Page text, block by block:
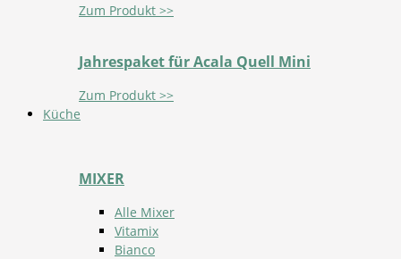
Zum Produkt >>
Jahrespaket für Acala Quell Mini
Zum Produkt >>
Küche
MIXER
Alle Mixer
Vitamix
Bianco